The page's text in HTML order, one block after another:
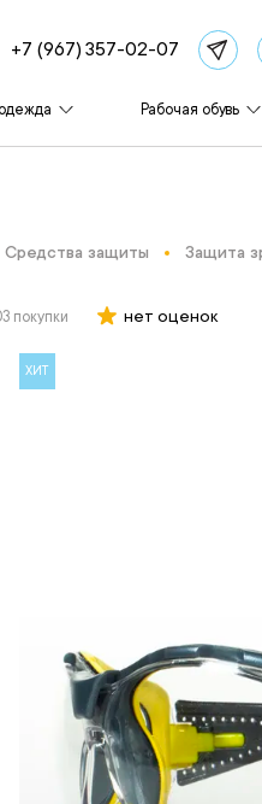
+7 (967) 357-02-07
Рабочая обувь
Средства защиты Защита
покупки нет оценок
ХИТ